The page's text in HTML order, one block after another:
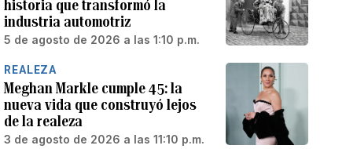
historia que transformó la
industria automotriz
5 de agosto de 2026 a las 1:10 p.m.
REALEZA
Meghan Markle cumple 45: la
nueva vida que construyó lejos
de la realeza
3 de agosto de 2026 a las 11:10 p.m.